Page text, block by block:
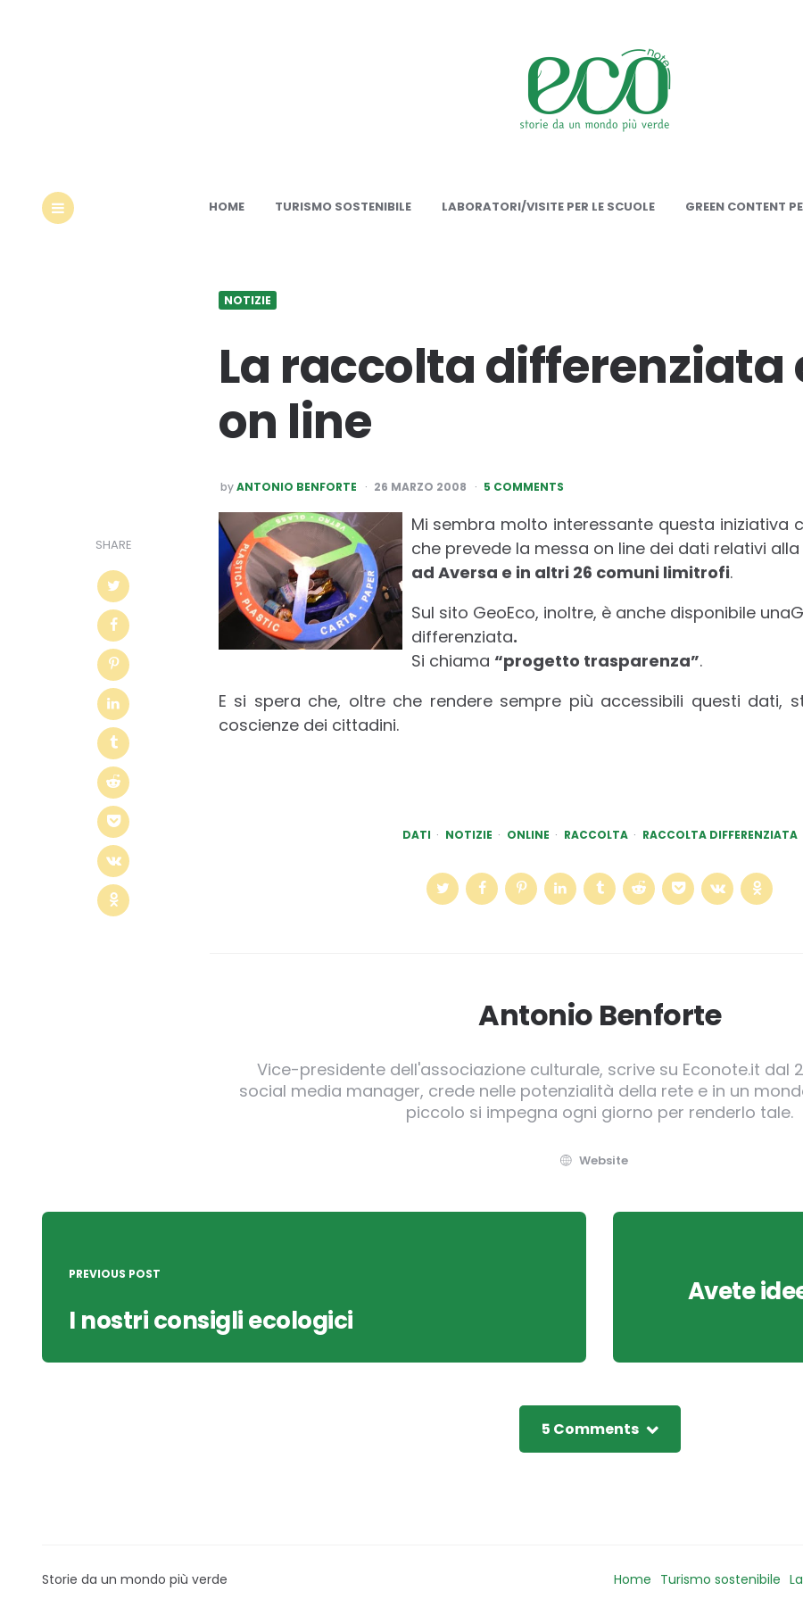
HOME TURISMO SOSTENIBILE LABORATORI/VISITE PER LE SCUOLE GREEN CONTENT
NOTIZIE
La raccolta differenziata
on line
POSTED
BY
by ANTONIO BENFORTE 26 MARZO 2008 5 COMMENTS
SHARE
Mi sembra molto interessante questa iniziativa
che prevede la messa on line dei dati relativi alla
ad Aversa e in altri 26 comuni limitrofi.
Sul sito GeoEco, inoltre, è anche disponibile
differenziata.
Si chiama “progetto trasparenza”.
E si spera che, oltre che rendere sempre più accessibili questi dati,
coscienze dei cittadini.
DATI NOTIZIE ONLINE RACCOLTA RACCOLTA DIFFERENZIATA
Antonio Benforte
Vice-presidente dell'associazione culturale, scrive su Econote.it dal
social media manager, crede nelle potenzialità della rete e in un
piccolo si impegna ogni giorno per renderlo tale.
Website
Post
PREVIOUS POST
I nostri consigli ecologici
Avete
5 Comments
Storie da un mondo più verde Home Turismo sostenibile